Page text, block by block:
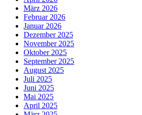
März 2026
Februar 2026
Januar 2026
Dezember 2025
November 2025
Oktober 2025
September 2025
August 2025
Juli 2025
Juni 2025
Mai 2025
April 2025